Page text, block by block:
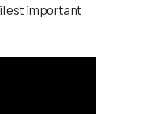
est important